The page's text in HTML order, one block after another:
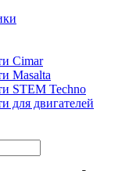
Cimar
Masalta
STEM Techno
для двигателей